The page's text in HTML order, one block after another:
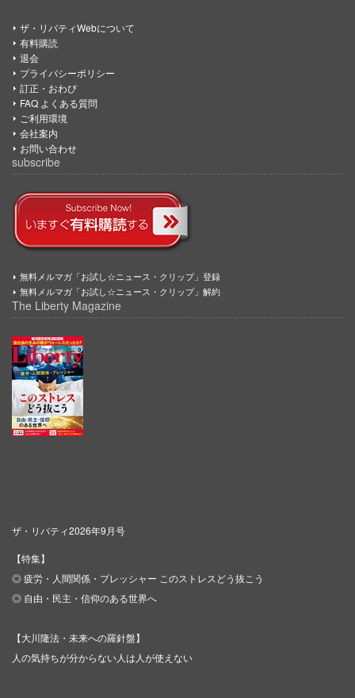
ザ・リバティWebについて
有料購読
退会
プライバシーポリシー
訂正・おわび
FAQ よくある質問
ご利用環境
会社案内
お問い合わせ
subscribe
無料メルマガ「お試し☆ニュース・クリップ」登録
無料メルマガ「お試し☆ニュース・クリップ」解約
The Liberty Magazine
ザ・リバティ2026年9月号
【特集】
◎ 疲労・人間関係・プレッシャー このストレスどう抜こう
◎ 自由・民主・信仰のある世界へ
【大川隆法・未来への羅針盤】
人の気持ちが分からない人は人が使えない